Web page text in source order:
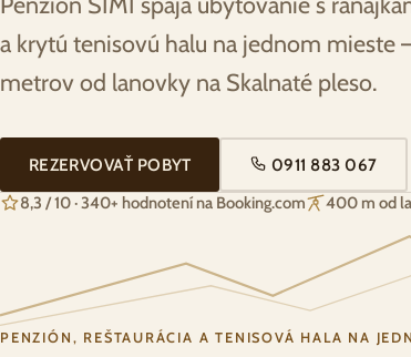
a krytú tenisovú halu na jednom
metrov od lanovky na Skalnaté pleso.
REZERVOVAŤ POBYT 0911 883 067
8,3 / 10 · 340+ hodnotení na Booking.com 400 m od
PENZIÓN, REŠTAURÁCIA A TENISOVÁ HALA NA